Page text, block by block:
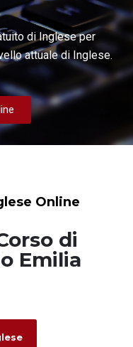
di Inglese per
attuale di Inglese.
di
Emilia
Online